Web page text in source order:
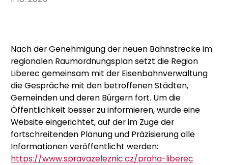
Nach der Genehmigung der neuen Bahnstrecke im
regionalen Raumordnungsplan setzt die Region
Liberec gemeinsam mit der Eisenbahnverwaltung
die Gespräche mit den betroffenen Städten,
Gemeinden und deren Bürgern fort. Um die
Öffentlichkeit besser zu informieren, wurde eine
Website eingerichtet, auf der im Zuge der
fortschreitenden Planung und Präzisierung alle
Informationen veröffentlicht werden:
https://www.spravazeleznic.cz/praha-liberec